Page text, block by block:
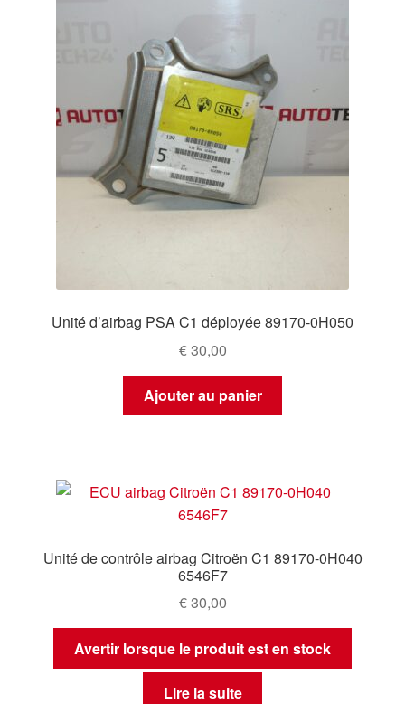
Unité d’airbag PSA C1 déployée 89170-0H050
€30,00
Ajouter au panier
Unité de contrôle airbag Citroën C1 89170-0H040
6546F7
€30,00
Avertir lorsque le produit est en stock
Lire la suite